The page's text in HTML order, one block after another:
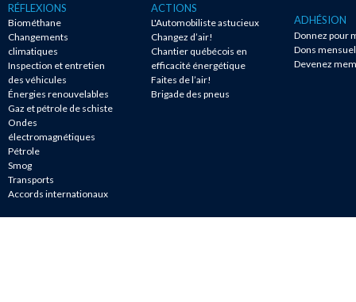
RÉFLEXIONS
Biométhane
Changements
climatiques
Inspection et entretien
des véhicules
Énergies renouvelables
Gaz et pétrole de schiste
Ondes
électromagnétiques
Pétrole
Smog
Transports
Accords internationaux
ACTIONS
L'Automobiliste astucieux
Changez d’air!
Chantier québécois en
efficacité énergétique
Faites de l’air!
Brigade des pneus
ADHÉSION
Donnez pour
Dons
Devenez